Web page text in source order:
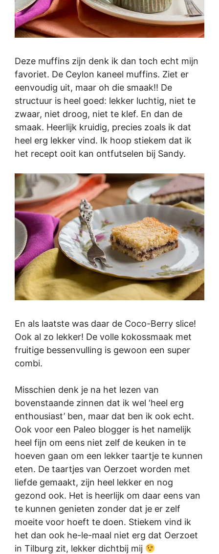
Deze muffins zijn denk ik dan toch echt mijn
favoriet. De Ceylon kaneel muffins. Ziet er
eenvoudig uit, maar oh die smaak!! De
structuur is heel goed: lekker luchtig, niet te
zwaar, niet droog, niet te klef. En dan de
smaak. Heerlijk kruidig, precies zoals ik dat
heel erg lekker vind. Ik hoop stiekem dat ik
het recept ooit kan ontfutselen bij Sandy.
En als laatste was daar de Coco-Berry slice!
Ook al zo lekker! De volle kokossmaak met
fruitige bessenvulling is gewoon een super
combi.
Misschien denk je na het lezen van
bovenstaande zinnen dat ik wel ‘heel erg
enthousiast’ ben, maar dat ben ik ook echt.
Ook voor een Paleo blogger is het namelijk
heel fijn om eens niet zelf de keuken in te
hoeven gaan om een lekker taartje te kunnen
eten. De taartjes van Oerzoet worden met
liefde gemaakt, zijn heel lekker en nog
gezond ook. Het is heerlijk om daar eens van
te kunnen genieten zonder dat je er zelf
moeite voor hoeft te doen. Stiekem vind ik
het dan ook he-le-maal niet erg dat Oerzoet
in Tilburg zit, lekker dichtbij mij